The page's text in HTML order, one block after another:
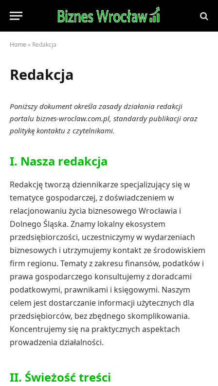
Home » Redakcja
Redakcja
Poniższy dokument określa zasady działania redakcji
portalu biznes-wroclaw.com.pl, standardy publikacji oraz
politykę kontaktu z czytelnikami.
I. Nasza redakcja
Redakcję tworzą dziennikarze specjalizujący się w
tematyce gospodarczej, z doświadczeniem w
relacjonowaniu życia biznesowego Wrocławia i
Dolnego Śląska. Znamy lokalny ekosystem
przedsiębiorczości, uczestniczymy w wydarzeniach
biznesowych i utrzymujemy kontakt ze środowiskiem
firm regionu. Tematy z zakresu finansów, podatków i
prawa gospodarczego konsultujemy z doradcami
podatkowymi, prawnikami i księgowymi. Naszym
celem jest dostarczanie informacji użytecznych dla
przedsiębiorców, bez zbędnego skomplikowania.
Koncentrujemy się na praktycznych aspektach
prowadzenia działalności.
II. Świeżość treści